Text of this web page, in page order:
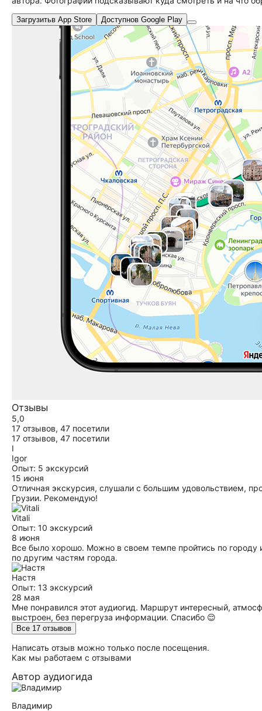
Загрузитьв App Store Доступнов Google Play
Отзывы
5,0
17 отзывов, 47 посетили
17 отзывов, 47 посетили
I
Igor
Опыт: 5 экскурсий
15 июня
Отличная экскурсия, слушали с большим удовольствием,
Грузии. Рекомендую!
Vitali
Опыт: 10 экскурсий
8 июня
Все было хорошо. Можно в своем темпе пройтись по
по другим частям города.
Настя
Опыт: 13 экскурсий
28 мая
Мне понравился этот аудиогид. Маршрут интересный,
выстроен, без перегруза информации. Спасибо 😌
Все 17 отзывов
Написать отзыв можно только после посещения.
Как мы работаем с отзывами
Автор аудиогида
Владимир